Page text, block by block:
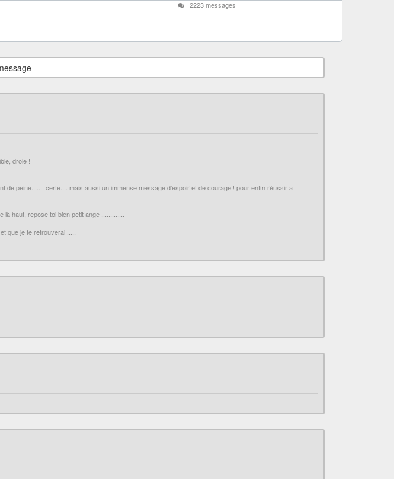
2223 messages
drole !
peine....... certe.... mais aussi un immense message d'espoir et de courage ! pour enfin réussir a
haut, repose toi bien petit ange .............
que je te retrouverai .....